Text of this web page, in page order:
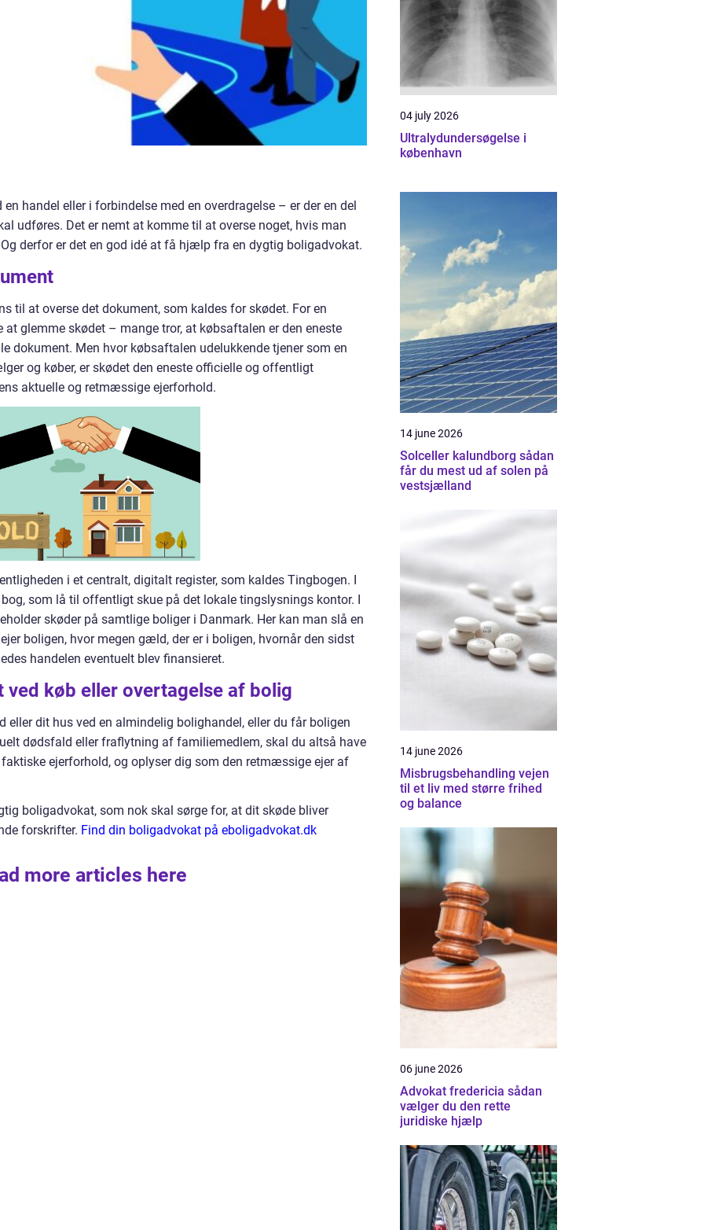
handel eller i forbindelse med en overdragelse – er der en del
udføres. Det er nemt at komme til at overse noget, hvis man
derfor er det en god idé at få hjælp fra en dygtig boligadvokat.
til at overse det dokument, som kaldes for skødet. For en
glemme skødet – mange tror, at købsaftalen er den eneste
dokument. Men hvor købsaftalen udelukkende tjener som en
og køber, er skødet den eneste officielle og offentligt
aktuelle og retmæssige ejerforhold.
i et centralt, digitalt register, som kaldes Tingbogen. I
som lå til offentligt skue på det lokale tingslysnings kontor. I
skøder på samtlige boliger i Danmark. Her kan man slå en
boligen, hvor megen gæld, der er i boligen, hvornår den sidst
handelen eventuelt blev finansieret.
ved køb eller overtagelse af bolig
eller dit hus ved en almindelig bolighandel, eller du får boligen
dødsfald eller fraflytning af familiemedlem, skal du altså have
ejerforhold, og oplyser dig som den retmæssige ejer af
boligadvokat, som nok skal sørge for, at dit skøde bliver
forskrifter. Find din boligadvokat på eboligadvokat.dk
more articles here
04 july 2026
Ultralydundersøgelse i
københavn
14 june 2026
Solceller kalundborg sådan
får du mest ud af solen på
vestsjælland
14 june 2026
Misbrugsbehandling vejen
til et liv med større frihed
og balance
06 june 2026
Advokat fredericia sådan
vælger du den rette
juridiske hjælp